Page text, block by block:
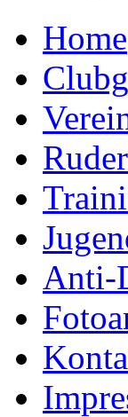
Home
Anti-